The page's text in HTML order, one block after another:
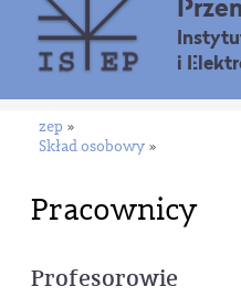
i
zep »
Skład osobowy »
Pracownicy
Profesorowie